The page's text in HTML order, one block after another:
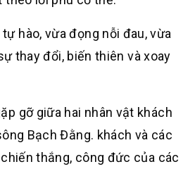
hào, vừa đọng nỗi đau, vừa
thay đổi, biến thiên và xoay
gỡ giữa hai nhân vật khách
Bạch Đằng. khách và các
thắng, công đức của các